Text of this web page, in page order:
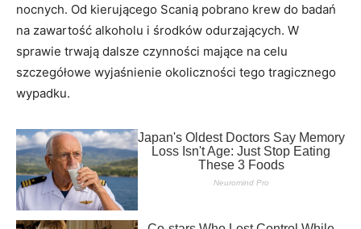
nocnych. Od kierującego Scanią pobrano krew do badań
na zawartość alkoholu i środków odurzających. W
sprawie trwają dalsze czynności mające na celu
szczegółowe wyjaśnienie okoliczności tego tragicznego
wypadku.